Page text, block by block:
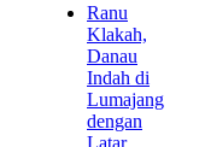
Ranu
Klakah,
Danau
Indah di
Lumajang
dengan
Latar